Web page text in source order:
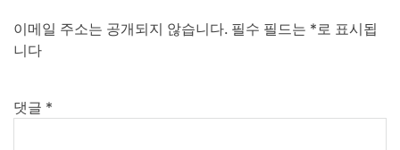
이메일 주소는 공개되지 않습니다. 필수 필드는 *로 표시됩
니다
댓글 *